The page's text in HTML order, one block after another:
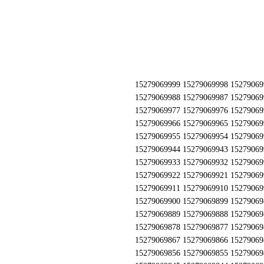
15279069999 15279069998 15279069997 15279069996 15279069995 15279069994 15279069993 15279069992 15279069991 15279069990 15279069989 15279069988 15279069987 15279069986 15279069985 15279069984 15279069983 15279069982 15279069981 15279069980 15279069979 15279069978 15279069977 15279069976 15279069975 15279069974 15279069973 15279069972 15279069971 15279069970 15279069969 15279069968 15279069967 15279069966 15279069965 15279069964 15279069963 15279069962 15279069961 15279069960 15279069959 15279069958 15279069957 15279069956 15279069955 15279069954 15279069953 15279069952 15279069951 15279069950 15279069949 15279069948 15279069947 15279069946 15279069945 15279069944 15279069943 15279069942 15279069941 15279069940 15279069939 15279069938 15279069937 15279069936 15279069935 15279069934 15279069933 15279069932 15279069931 15279069930 15279069929 15279069928 15279069927 15279069926 15279069925 15279069924 15279069923 15279069922 15279069921 15279069920 15279069919 15279069918 15279069917 15279069916 15279069915 15279069914 15279069913 15279069912 15279069911 15279069910 15279069909 15279069908 15279069907 15279069906 15279069905 15279069904 15279069903 15279069902 15279069901 15279069900 15279069899 15279069898 15279069897 15279069896 15279069895 15279069894 15279069893 15279069892 15279069891 15279069890 15279069889 15279069888 15279069887 15279069886 15279069885 15279069884 15279069883 15279069882 15279069881 15279069880 15279069879 15279069878 15279069877 15279069876 15279069875 15279069874 15279069873 15279069872 15279069871 15279069870 15279069869 15279069868 15279069867 15279069866 15279069865 15279069864 15279069863 15279069862 15279069861 15279069860 15279069859 15279069858 15279069857 15279069856 15279069855 15279069854 15279069853 15279069852 15279069851 15279069850 15279069849 15279069848 15279069847 15279069846 15279069845 15279069844 15279069843 15279069842 15279069841 15279069840 15279069839 15279069838 15279069837 15279069836 15279069835 15279069834 15279069833 15279069832 15279069831 15279069830 15279069829 15279069828 15279069827 15279069826 15279069825 15279069824 15279069823 15279069822 15279069821 15279069820 15279069819 15279069818 15279069817 15279069816 15279069815 15279069814 15279069813 15279069812 15279069811 15279069810 15279069809 15279069808 15279069807 15279069806 15279069805 15279069804 15279069803 15279069802